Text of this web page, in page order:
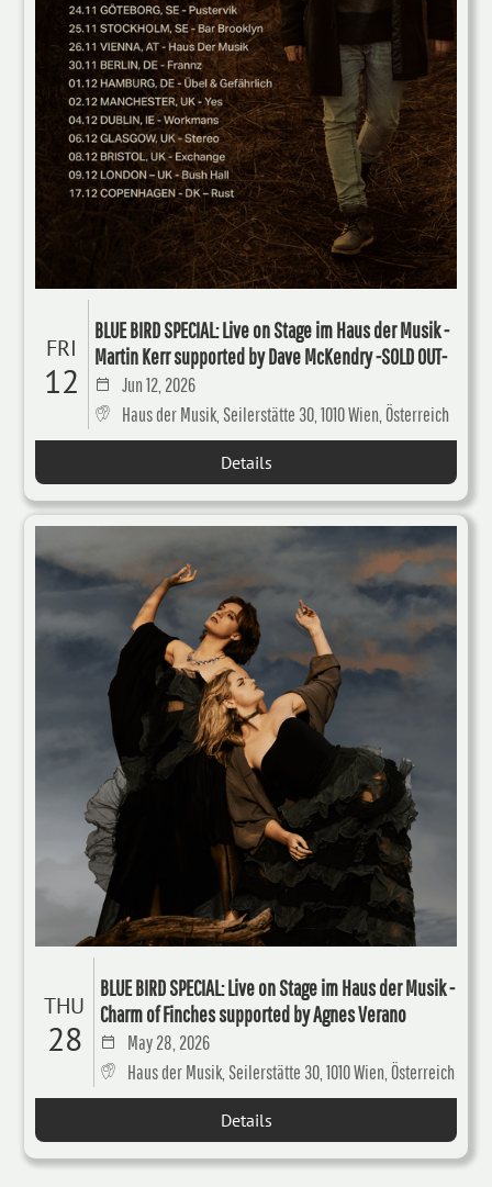
FRI
12
BLUE BIRD SPECIAL: Live on Stage im Haus der Musik -
Martin Kerr supported by Dave McKendry -SOLD OUT-
Jun 12, 2026
Haus der Musik, Seilerstätte 30, 1010 Wien, Österreich
Details
THU
28
BLUE BIRD SPECIAL: Live on Stage im Haus der Musik -
Charm of Finches supported by Agnes Verano
May 28, 2026
Haus der Musik, Seilerstätte 30, 1010 Wien, Österreich
Details